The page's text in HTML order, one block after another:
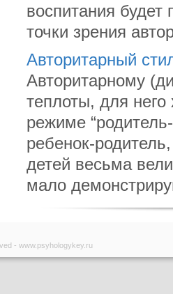
воспитания будет
точки зрения
Авторитарный
Авторитарному
теплоты, для
режиме
ребенок-
детей весьма
мало
- www.psyhologykey.ru